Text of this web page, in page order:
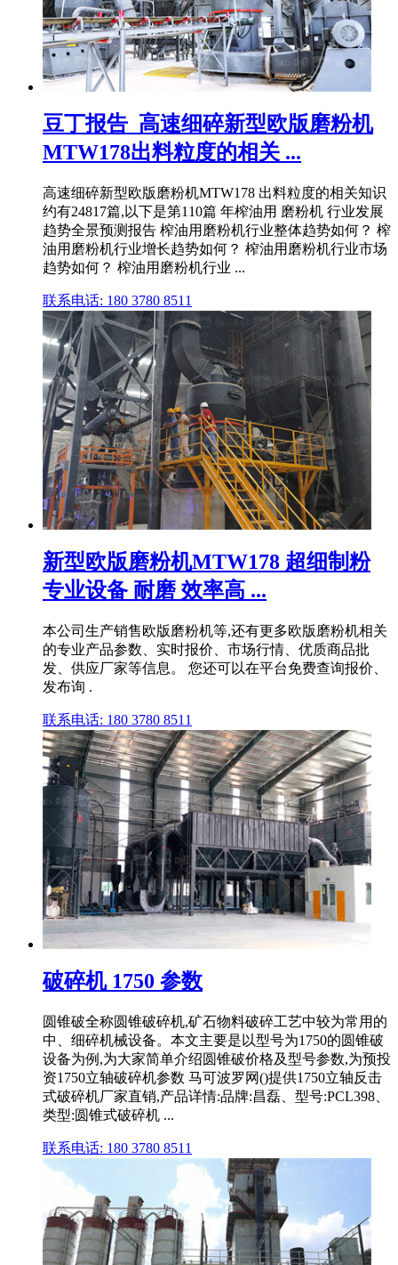
豆丁报告_高速细碎新型欧版磨粉机
MTW178出料粒度的相关 ...
高速细碎新型欧版磨粉机MTW178 出料粒度的相关知识
约有24817篇,以下是第110篇 年榨油用 磨粉机 行业发展
趋势全景预测报告 榨油用磨粉机行业整体趋势如何？ 榨
油用磨粉机行业增长趋势如何？ 榨油用磨粉机行业市场
趋势如何？ 榨油用磨粉机行业 ...
联系电话: 180 3780 8511
新型欧版磨粉机MTW178 超细制粉
专业设备 耐磨 效率高 ...
本公司生产销售欧版磨粉机等,还有更多欧版磨粉机相关
的专业产品参数、实时报价、市场行情、优质商品批
发、供应厂家等信息。 您还可以在平台免费查询报价、
发布询 .
联系电话: 180 3780 8511
破碎机 1750 参数
圆锥破全称圆锥破碎机,矿石物料破碎工艺中较为常用的
中、细碎机械设备。本文主要是以型号为1750的圆锥破
设备为例,为大家简单介绍圆锥破价格及型号参数,为预投
资1750立轴破碎机参数 马可波罗网()提供1750立轴反击
式破碎机厂家直销,产品详情:品牌:昌磊、型号:PCL398、
类型:圆锥式破碎机 ...
联系电话: 180 3780 8511